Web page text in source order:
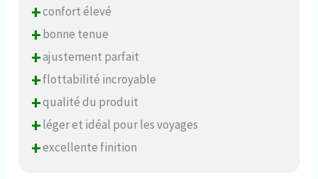
+confort élevé
+bonne tenue
+ajustement parfait
+flottabilité incroyable
+qualité du produit
+léger et idéal pour les voyages
+excellente finition